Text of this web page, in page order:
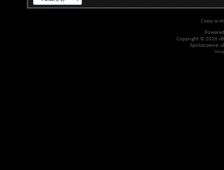
Czasy w
Copyright © 2026
Spolszczenie: